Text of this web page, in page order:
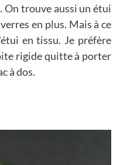
On trouve aussi un étui
en plus. Mais à ce
en tissu. Je préfère
rigide quitte à porter
à dos.